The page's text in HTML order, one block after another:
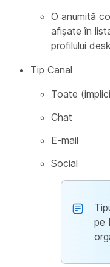
O anumită
afișate în
profilului
Tip Canal
Toate
Chat
E-mail
Social
pe